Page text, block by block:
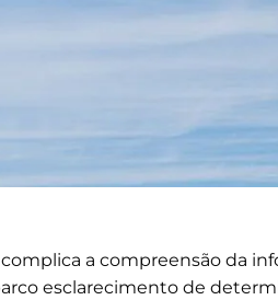
a compreensão da
esclarecimento de